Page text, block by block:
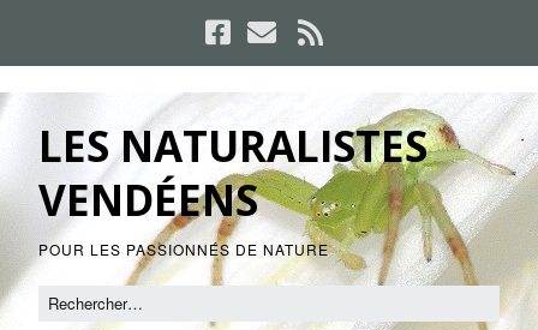
LES NATURALISTES
VENDÉENS
POUR LES PASSIONNÉS DE NATURE